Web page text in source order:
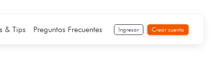
& Tips Preguntas Frecuentes Ingresar Crear cuenta